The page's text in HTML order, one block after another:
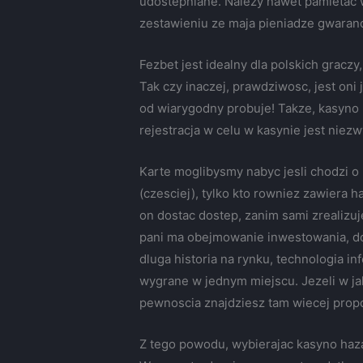
zestawieniu ze maja pieniadze
Fezbet jest idealny dla polskich
Tak czy inaczej, prawdziwosc, jest
od wiarygodny probuje! Takze,
rejestracja w celu w kasynie jest
Karte moglibysmy nabyc jesli chodzi
(czesciej), tylko kto rowniez zawiera
on dostac dostep, zanim sami
pani ma obejmowanie inwestowania,
dluga historia na rynku, technologia
wygrane w jednym miejscu. Jezeli w
pewnoscia znajdziesz tam wiecej
Z tego powodu, wybierajac kasyno